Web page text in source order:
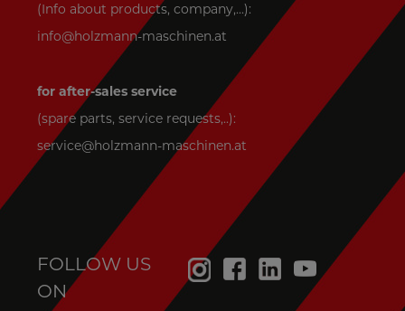
(Info about products, company,...):
info@holzmann-maschinen.at
for after-sales service
(spare parts, service requests,..):
service@holzmann-maschinen.at
FOLLOW US
ON